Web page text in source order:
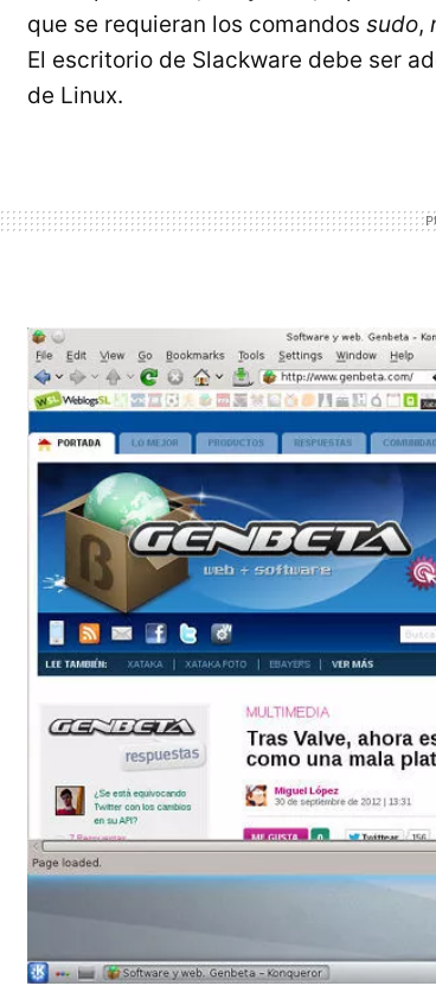
que se requieran los comandos sudo,
El escritorio de Slackware debe ser
de Linux.